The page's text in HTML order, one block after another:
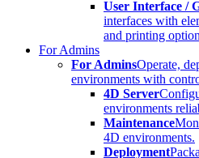
User Interface /
interfaces with
and printing
For Admins
For AdminsOperate,
environments with
4D Server
environments
Maintenance
4D environments.
Deployment